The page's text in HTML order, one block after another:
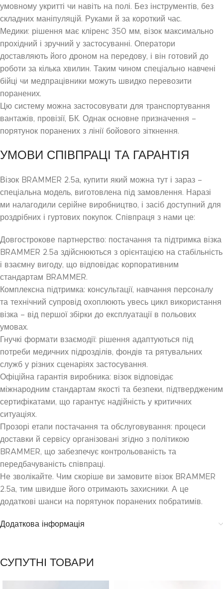
умовному укритті чи навіть на полі. Без інструментів, без
складних маніпуляцій. Руками й за короткий час.
Медики: рішення має кліренс 350 мм, візок максимально
прохідний і зручний у застосуванні. Оператори
доставляють його дроном на передову, і він готовий до
роботи за кілька хвилин. Таким чином спеціально навчені
бійці чи медпрацівники можуть швидко перевозити
поранених.
Цю систему можна застосовувати для транспортування
вантажів, провізії, БК. Однак основне призначення –
порятунок поранених з лінії бойового зіткнення.
УМОВИ СПІВПРАЦІ ТА ГАРАНТІЯ
Візок BRAMMER 2.5а, купити який можна тут і зараз –
спеціальна модель, виготовлена під замовлення. Наразі
ми налагодили серійне виробництво, і засіб доступний для
роздрібних і гуртових покупок. Співпраця з нами це:
Довгострокове партнерство: постачання та підтримка візка
BRAMMER 2.5a здійснюються з орієнтацією на стабільність
і взаємну вигоду, що відповідає корпоративним
стандартам BRAMMER.
Комплексна підтримка: консультації, навчання персоналу
та технічний супровід охоплюють увесь цикл використання
візка – від першої збірки до експлуатації в польових
умовах.
Гнучкі формати взаємодії: рішення адаптуються під
потреби медичних підрозділів, фондів та рятувальних
служб у різних сценаріях застосування.
Офіційна гарантія виробника: візок відповідає
міжнародним стандартам якості та безпеки, підтвердженим
сертифікатами, що гарантує надійність у критичних
ситуаціях.
Прозорі етапи постачання та обслуговування: процеси
доставки й сервісу організовані згідно з політикою
BRAMMER, що забезпечує контрольованість та
передбачуваність співпраці.
Не зволікайте. Чим скоріше ви замовите візок BRAMMER
2.5а, тим швидше його отримають захисники. А це
додаткові шанси на порятунок поранених побратимів.
Додаткова інформація
СУПУТНІ ТОВАРИ